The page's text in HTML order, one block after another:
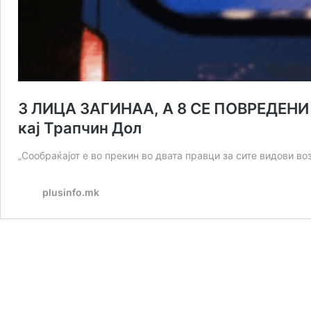
3 ЛИЦА ЗАГИНАА, А 8 СЕ ПОВРЕДЕНИ
кај Трапчин Дол
„Сообраќајот е во прекин во двата правци за сите видови
plusinfo.mk